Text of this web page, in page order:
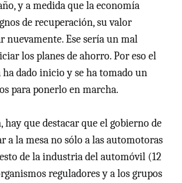
y a medida que la economía
de recuperación, su valor
nuevamente. Ese sería un mal
los planes de ahorro. Por eso el
ha dado inicio y se ha tomado un
para ponerlo en marcha.
hay que destacar que el gobierno de
a la mesa no sólo a las automotoras
de la industria del automóvil (12
reguladores y a los grupos